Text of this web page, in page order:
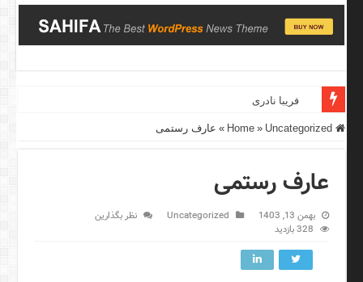
فریبا نادری
Home
» Uncategorized
» عارف رستمی
عارف رستمی
بهمن 13, 1403 Uncategorized
نظر بگذارین
328 بازدید